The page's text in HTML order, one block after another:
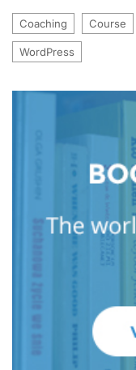
Coaching Course
WordPress